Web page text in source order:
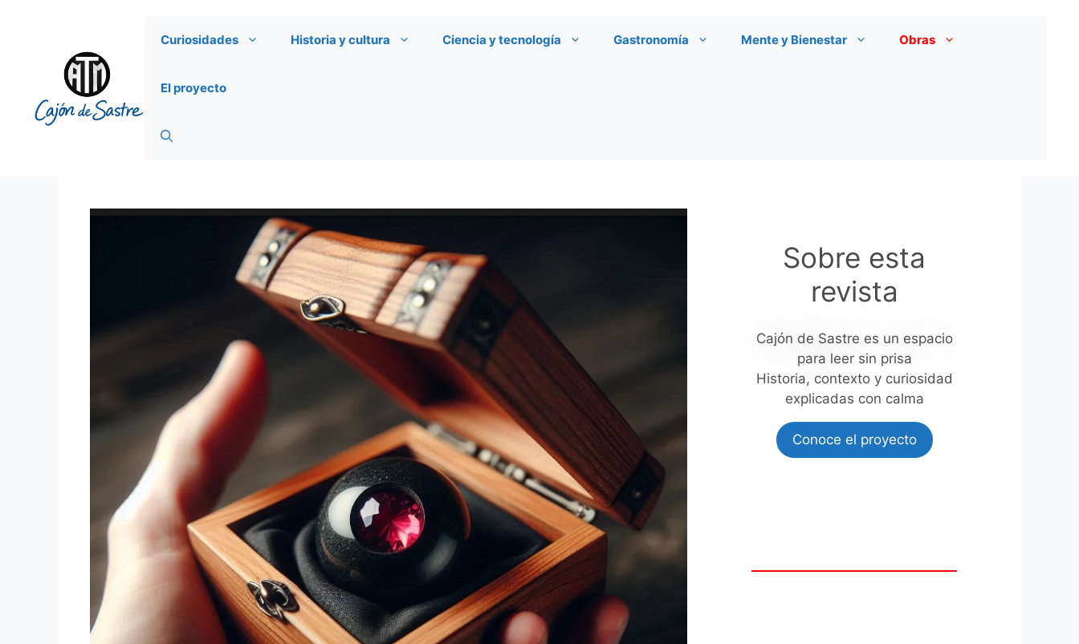
Curiosidades Historia y cultura Ciencia y tecnología Gastronomía Mente y Bienestar Obras
El proyecto
Sobre esta
revista
Cajón de Sastre es un espacio
para leer sin prisa
Historia, contexto y curiosidad
explicadas con calma
Conoce el proyecto